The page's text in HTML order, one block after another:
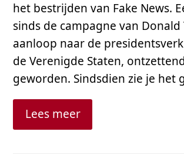
het bestrijden van Fake News.
sinds de campagne van
aanloop naar de
de Verenigde Staten,
geworden. Sindsdien zie je het
Lees meer